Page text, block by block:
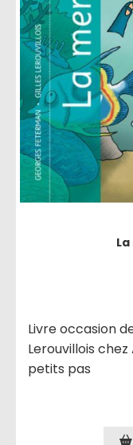
Livre occasion
Lerouvillois
petits pas